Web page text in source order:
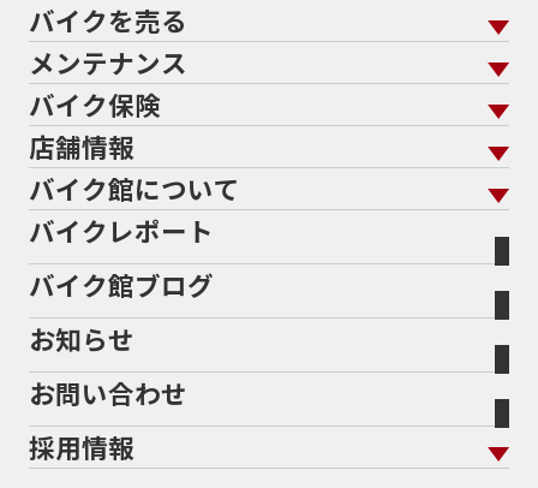
バイクを買う トップ
バイクを探す
メーカーから探す
色から探す
スタイルから探す
排気量から探す
地域から探す
走行距離から探す
中古車から探す
バイクを売る
バイクを売る トップ
バイク館買取の強み
バイクを高く売るコツ
バイク買取の流れ
全国展開の強み
よくあるご質問
バイク買取強化車両
メーカー別買取相場・
ヤマハ
ホンダ
スズキ
トライアンフ
アプリリア
KTM
メンテナンス
メンテナンス トップ
バイク点検
バイク車検
Bikeep
プロテクションフィルム
バイク保険
バイク保険 トップ
自賠責保険
任意保険
バイク保険無料見積り（現在未加入の方）
バイク保険無料見積り（他社でご加入の方）
盗難保険
店舗情報
店舗情報 トップ
北海道
宮城
福島
茨城
栃木
バイク館について
バイク館について トップ
バイク館が選ばれる理由
会社概要
沿革
二輪公正取引協議会加盟店
バイクレポート
バイク館ブログ
お知らせ
お問い合わせ
採用情報